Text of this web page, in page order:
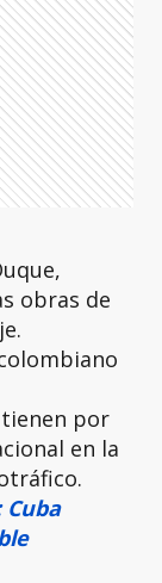
obras de
por
en la
Cuba